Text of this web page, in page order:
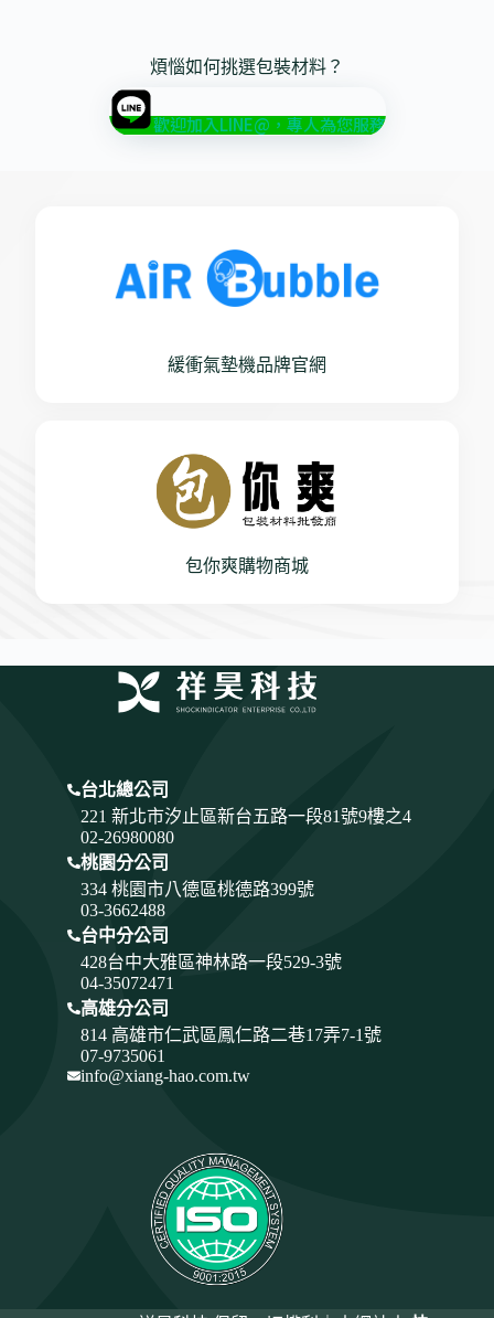
煩惱如何挑選包裝材料？
歡迎加入LINE@，專人為您服務
緩衝氣墊機品牌官網
包你爽購物商城
台北總公司
221 新北市汐止區新台五路一段81號9樓之4
02-26980080
桃園分公司
334 桃園市八德區桃德路399號
03-3662488
台中分公司
428台中大雅區神林路一段529-3號
04-35072471
高雄分公司
814 高雄市仁武區鳳仁路二巷17弄7-1號
07-9735061
info@xiang-hao.com.tw